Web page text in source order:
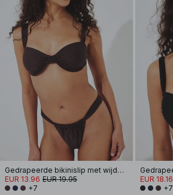
Gedrapeerde bikinislip met wijde band
EUR 13.96 EUR 19.95
+7
EUR 18.16
+7